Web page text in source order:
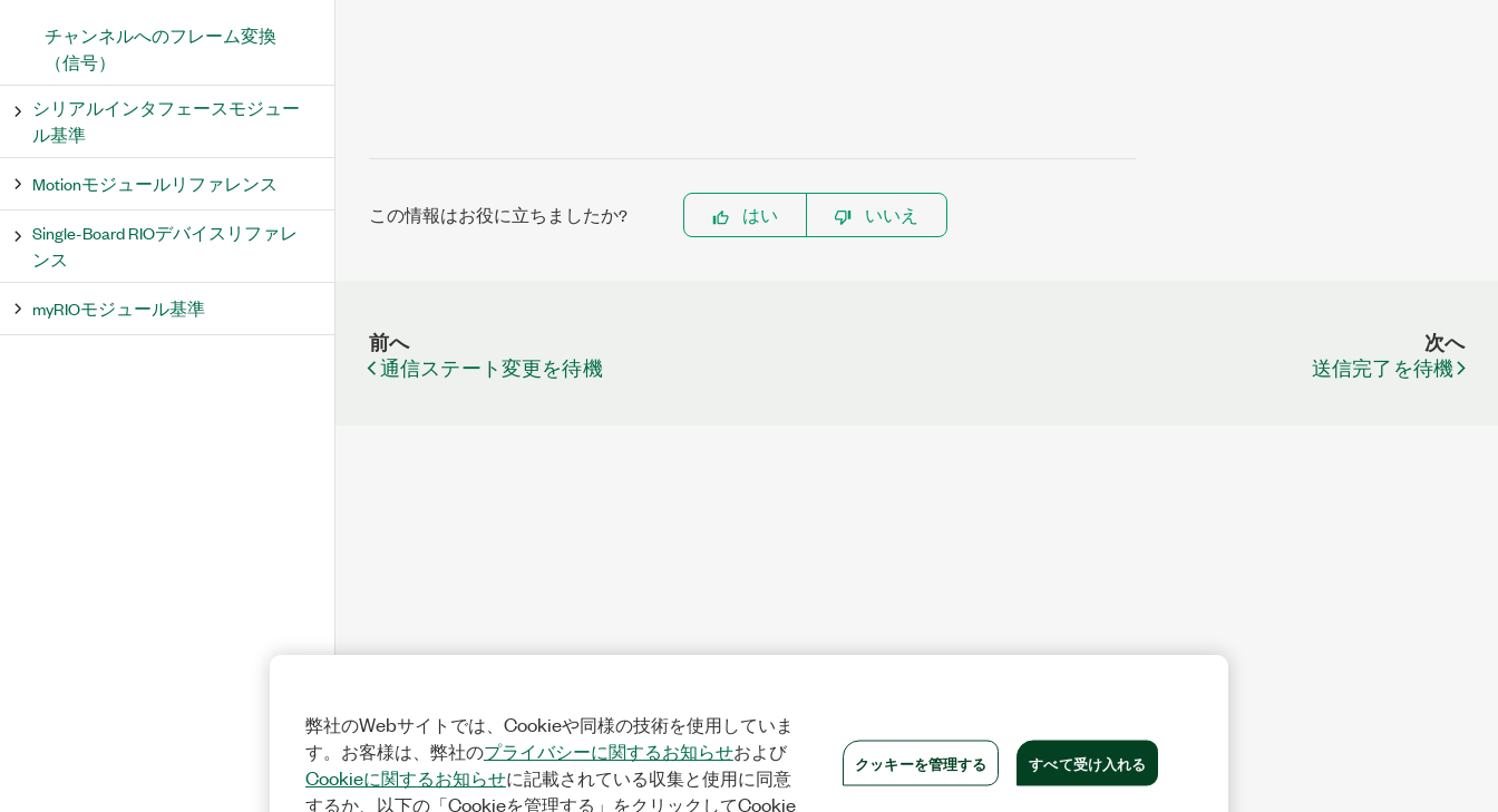
チャンネルへのフレーム変換
（信号）
シリアルインタフェースモジュー
ル基準
Motionモジュールリファレンス
Single-Board RIOデバイスリファレ
ンス
myRIOモジュール基準
この情報はお役に立ちましたか? はい いいえ
前へ
通信ステート変更を待機
次へ
送信完了を待機
弊社のWebサイトでは、Cookieや同様の技術を使用していま
す。お客様は、弊社のプライバシーに関するお知らせおよび
Cookieに関するお知らせに記載されている収集と使用に同意
するか、以下の「Cookieを管理する」をクリックしてCookie
クッキーを管理する すべて受け入れる